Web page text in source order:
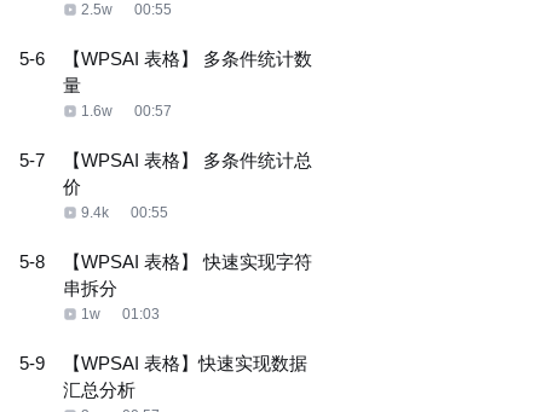
2.5w 00:55
5-6
【WPSAI 表格】 多条件统计数
量
1.6w 00:57
5-7
【WPSAI 表格】 多条件统计总
价
9.4k 00:55
5-8
【WPSAI 表格】 快速实现字符
串拆分
1w 01:03
5-9
【WPSAI 表格】快速实现数据
汇总分析